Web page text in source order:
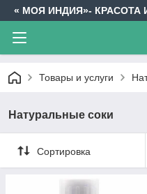
« МОЯ ИНДИЯ»- КРАСОТА
Товары и услуги
Натуральные соки
Сортировка